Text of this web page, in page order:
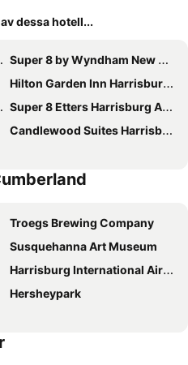
dessa hotell...
Super 8 by Wyndham New Cumberland
Hilton Garden Inn Harrisburg East
Super 8 Etters Harrisburg Area
Candlewood Suites Harrisburg I-81 - Hershey Area by IHG
Troegs Brewing Company
Susquehanna Art Museum
Harrisburg International Airport
Hersheypark